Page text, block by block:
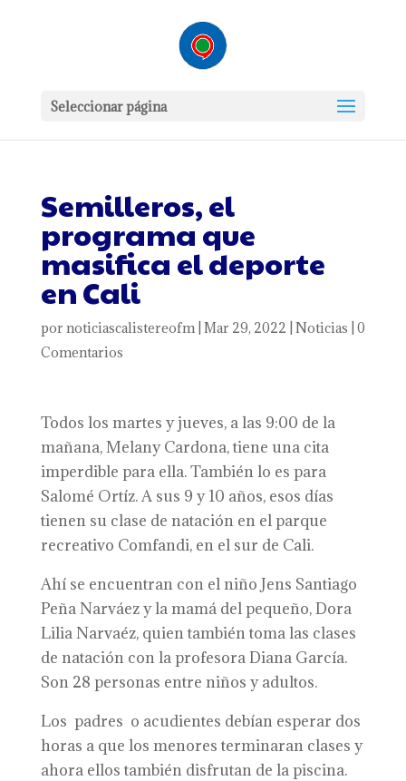
Seleccionar página
Semilleros, el
programa que
masifica el deporte
en Cali
por noticiascalistereofm| Mar 29, 2022 Noticias 0
Comentarios
Todos los martes y jueves, a las 9:00 de la
mañana, Melany Cardona, tiene una cita
imperdible para ella. También lo es para
Salomé Ortíz. A sus 9 y 10 años, esos días
tienen su clase de natación en el parque
recreativo Comfandi, en el sur de Cali.
Ahí se encuentran con el niño Jens Santiago
Peña Narváez y la mamá del pequeño, Dora
Lilia Narvaéz, quien también toma las clases
de natación con la profesora Diana García.
Son 28 personas entre niños y adultos.
Los padres o acudientes debían esperar dos
horas a que los menores terminaran clases y
ahora ellos también disfrutan de la piscina.